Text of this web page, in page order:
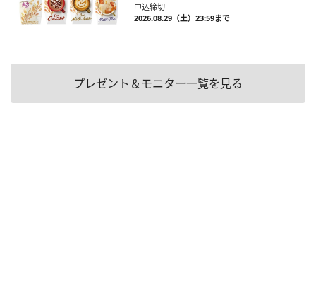
申込締切
2026.08.29（土）23:59まで
プレゼント＆モニター一覧を見る